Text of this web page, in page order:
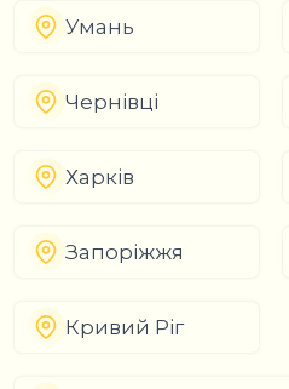
Умань
Чернівці
Харків
Запоріжжя
Кривий Ріг